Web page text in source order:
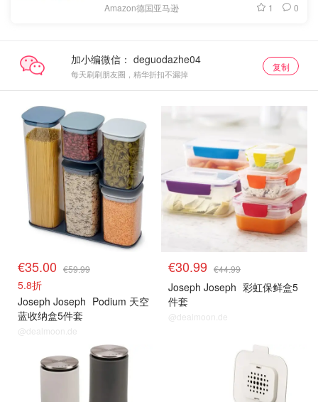
Amazon德国亚马逊 1 0
加小编微信：
每天刷刷朋友圈，精华折扣不漏掉
复制
€35.00 €59.99
5.8折
Joseph Joseph Podium 天空
蓝收纳盒5件套
@dealmoon.de
€30.99 €44.99
Joseph Joseph 彩虹保鲜盒5
件套
@dealmoon.de